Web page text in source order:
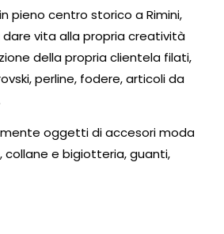
pieno centro storico a Rimini,
vita alla propria creatività
della propria clientela filati,
,perline, fodere,articoli da
oggetti di accesori moda
collane e bigiotteria, guanti,